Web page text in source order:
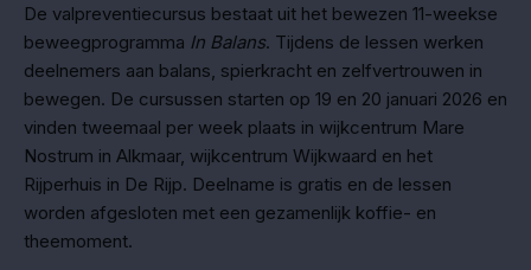
De valpreventiecursus bestaat uit het bewezen 11-weekse
beweegprogramma In Balans. Tijdens de lessen werken
deelnemers aan balans, spierkracht en zelfvertrouwen in
bewegen. De cursussen starten op 19 en 20 januari 2026 en
vinden tweemaal per week plaats in wijkcentrum Mare
Nostrum in Alkmaar, wijkcentrum Wijkwaard en het
Rijperhuis in De Rijp. Deelname is gratis en de lessen
worden afgesloten met een gezamenlijk koffie- en
theemoment.